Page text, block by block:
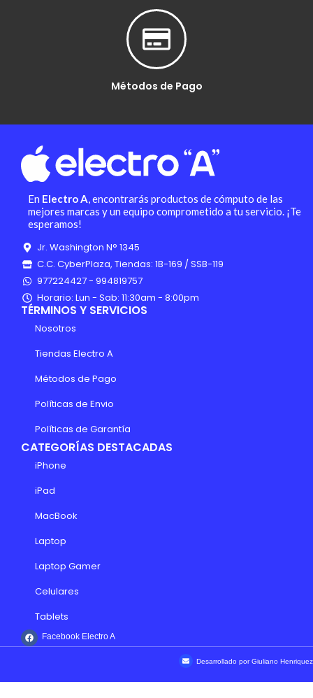
Métodos de Pago
En Electro A, encontrarás productos de cómputo de las
mejores marcas y un equipo comprometido a tu servicio. ¡Te
esperamos!
Jr. Washington N° 1345
C.C. CyberPlaza, Tiendas: 1B-169 / SSB-119
977224427 - 994819757
Horario: Lun - Sab: 11:30am - 8:00pm
TÉRMINOS Y SERVICIOS
Nosotros
Tiendas Electro A
Métodos de Pago
Políticas de Envio
Políticas de Garantía
CATEGORÍAS DESTACADAS
iPhone
iPad
MacBook
Laptop
Laptop Gamer
Celulares
Tablets
Facebook Electro A
Desarrollado por Giuliano Henriquez